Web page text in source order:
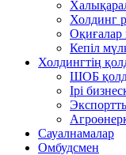
Холдинг
Оқиғалар
Кепіл
Холдингтің
ШОБ
Ірі
Сауалнамалар
Омбудсмен